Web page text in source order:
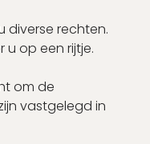
diverse rechten.
u op een rijtje.
om de
vastgelegd in